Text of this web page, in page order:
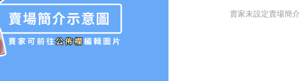
賣家未設定賣場簡介